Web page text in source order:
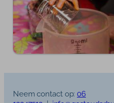
Neem contact op:06